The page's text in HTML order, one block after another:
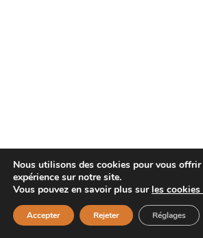
Nous utilisons des cookies pour vous
expérience sur notre site.
Vous pouvez en savoir plus sur les cookies
Accepter Rejeter Réglages